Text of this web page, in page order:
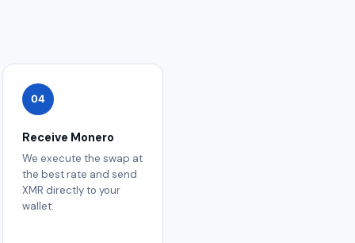
04
Receive Monero
We execute the swap at
the best rate and send
XMR directly to your
wallet.